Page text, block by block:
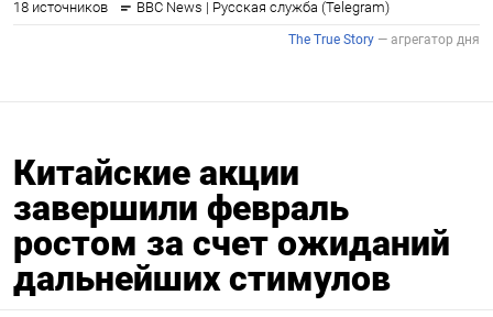
Китайские акции
завершили февраль
ростом за счет ожиданий
дальнейших стимулов